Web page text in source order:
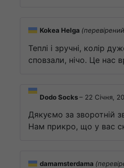
Kokea Helga
Теплі і зручні, колір
сповзали, нічо. Це нас
Dodo Socks– 22 Січня,
Дякуємо за зворотній
Нам прикро, що у вас
damamsterdama